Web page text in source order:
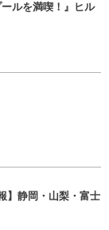
ルを満喫！』ヒル
】静岡・山梨・富士